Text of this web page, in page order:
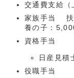
交通費支給（
家族手当 扶
養の子：
資格手当
日産見積
役職手当